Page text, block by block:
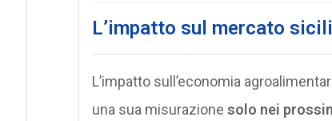
L’impatto sul mercato
L’impatto sull’economia
una sua misurazione solo nei